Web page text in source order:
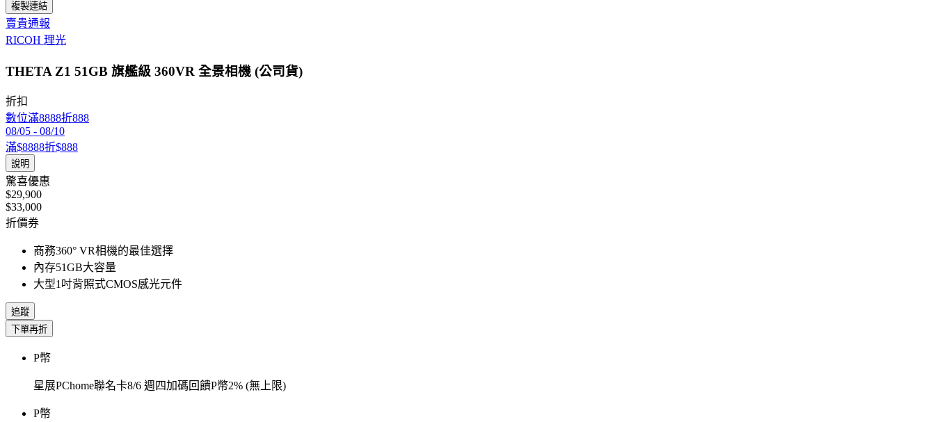
複製連結
賣貴通報
RICOH 理光
THETA Z1 51GB 旗艦級 360VR 全景相機 (公司貨)
折扣
數位滿8888折888
08/05 - 08/10
滿$8888折$888
說明
驚喜優惠
$29,900
$33,000
折價券
商務360° VR相機的最佳選擇
內存51GB大容量
大型1吋背照式CMOS感光元件
追蹤
下單再折
P幣
星展PChome聯名卡8/6 週四加碼回饋P幣2% (無上限)
P幣